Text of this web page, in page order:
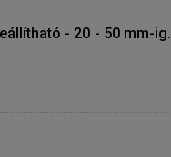
- 20 - 50 mm-ig.